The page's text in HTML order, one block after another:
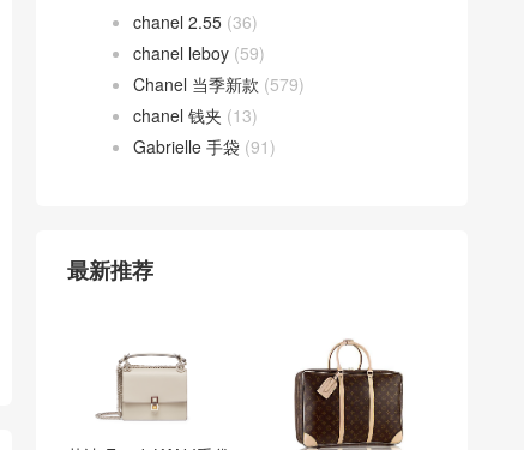
chanel 2.55 (36)
chanel leboy (59)
Chanel 当季新款 (579)
chanel 钱夹 (13)
Gabrielle 手袋 (91)
最新推荐